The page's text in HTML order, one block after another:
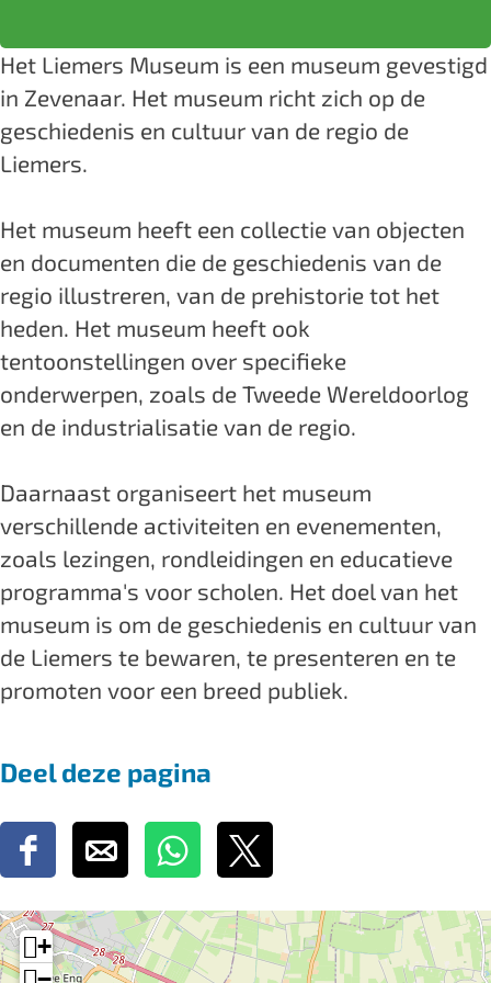
M
u
s
e
m
r
s
M
u
u
m
e
r
s
M
s
e
u
m
M
u
s
e
m
e
r
s
s
e
u
m
Het Liemers Museum is een museum gevestigd
in Zevenaar. Het museum richt zich op de
geschiedenis en cultuur van de regio de
Liemers.
Het museum heeft een collectie van objecten
en documenten die de geschiedenis van de
regio illustreren, van de prehistorie tot het
heden. Het museum heeft ook
tentoonstellingen over specifieke
onderwerpen, zoals de Tweede Wereldoorlog
en de industrialisatie van de regio.
Daarnaast organiseert het museum
verschillende activiteiten en evenementen,
zoals lezingen, rondleidingen en educatieve
programma's voor scholen. Het doel van het
museum is om de geschiedenis en cultuur van
de Liemers te bewaren, te presenteren en te
promoten voor een breed publiek.
Deel deze pagina
D
e
l
D
l
D
e
l
D
e
l
+